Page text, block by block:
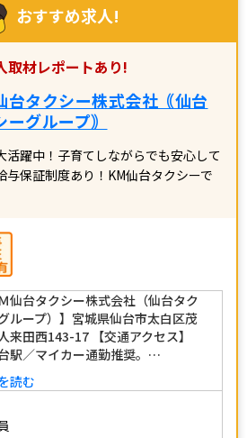
おすすめ求人!
取材レポートあり!
台タクシー株式会社｟仙台
ーグループ｠
活躍中！子育てしながらでも安心して
保証制度あり！KM仙台タクシーで
Ｍ仙台タクシー株式会社（仙台タク
ループ）】宮城県仙台市太白区茂
来田西143-17 【交通アクセス】
駅／マイカー通勤推奨。…
読む